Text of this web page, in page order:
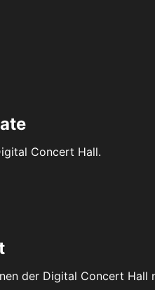
Concert Hall.
der Digital Concert Hall